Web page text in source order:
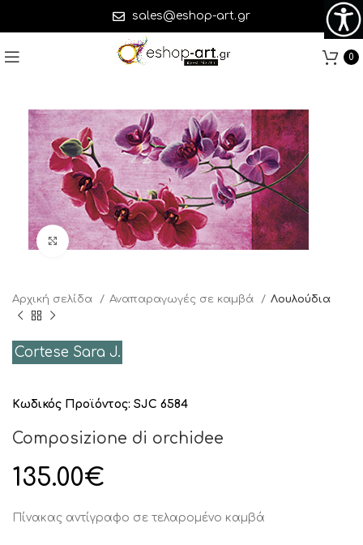
sales@eshop-art.gr
0
Click to enlarge
Αρχική σελίδα Αναπαραγωγές σε καμβά Λουλούδια
Cortese Sara J.
Κωδικός Προϊόντος: SJC 6584
Composizione di orchidee
135.00€
Πίνακας αντίγραφο σε τελαρομένο καμβά